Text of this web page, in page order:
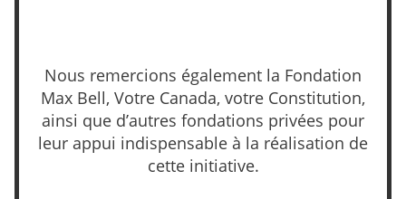
Nous remercions également la Fondation
Max Bell, Votre Canada, votre Constitution,
ainsi que d’autres fondations privées pour
leur appui indispensable à la réalisation de
cette initiative.